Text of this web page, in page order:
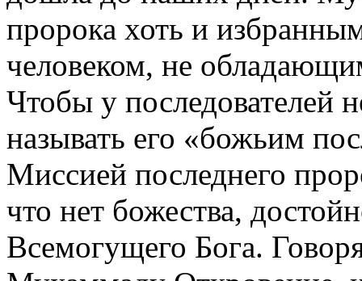
пророка хоть и
человеком, не
Чтобы у последователей
называть его «божьим
Миссией последнего
что нет божества,
Всемогущего Бога.